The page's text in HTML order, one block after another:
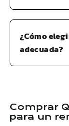
¿Cómo
adecuada?
Comprar
para un